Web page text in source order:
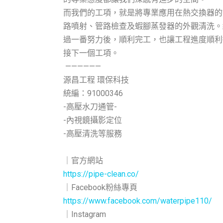
而我們的工項，就是將專業應用在熱交換器
路噴射、管路檢查及蝦腳蒸發器的外觀清洗
過一番努力後，順利完工，也讓工程進度順
接下一個工項。
——————
源昌工程 環保科技
統編：91000346
-高壓水刀通管-
-內視鏡攝影定位
-高壓清洗等服務
｜官方網站
https://pipe-clean.co/
｜Facebook粉絲專頁
https://www.facebook.com/waterpipe110/
｜Instagram